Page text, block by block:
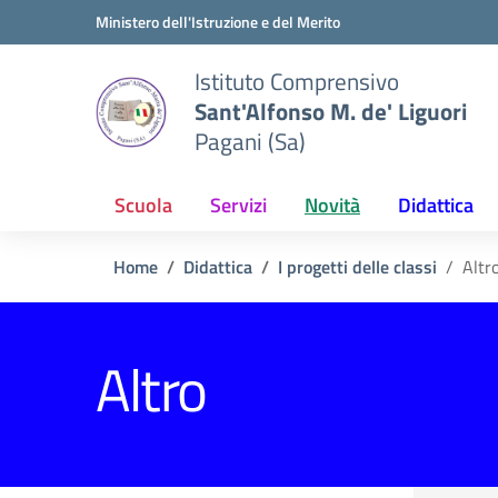
Vai ai contenuti
Vai al menu di navigazioneMinistero dell'Istruzione e del Merito
Istituto Comprensivo
Sant'Alfonso M. de' Liguori
Pagani (Sa)
Scuola Servizi Novità Didattica
Home Didattica I progetti delle classi
Altro